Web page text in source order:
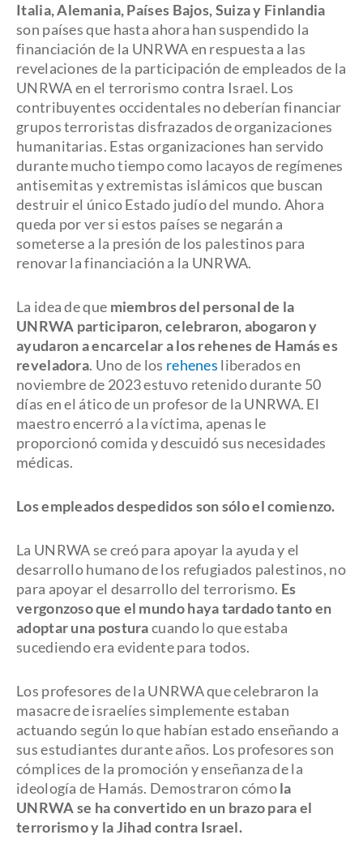
Italia, Alemania, Países Bajos, Suiza y Finlandia
son países que hasta ahora han suspendido la
financiación de la UNRWA en respuesta a las
revelaciones de la participación de empleados de la
UNRWA en el terrorismo contra Israel. Los
contribuyentes occidentales no deberían financiar
grupos terroristas disfrazados de organizaciones
humanitarias. Estas organizaciones han servido
durante mucho tiempo como lacayos de regímenes
antisemitas y extremistas islámicos que buscan
destruir el único Estado judío del mundo. Ahora
queda por ver si estos países se negarán a
someterse a la presión de los palestinos para
renovar la financiación a la UNRWA.
La idea de que miembros del personal de la
UNRWA participaron, celebraron, abogaron y
ayudaron a encarcelar a los rehenes de Hamás es
reveladora. Uno de los rehenes liberados en
noviembre de 2023 estuvo retenido durante 50
días en el ático de un profesor de la UNRWA. El
maestro encerró a la víctima, apenas le
proporcionó comida y descuidó sus necesidades
médicas.
Los empleados despedidos son sólo el comienzo.
La UNRWA se creó para apoyar la ayuda y el
desarrollo humano de los refugiados palestinos, no
para apoyar el desarrollo del terrorismo. Es
vergonzoso que el mundo haya tardado tanto en
adoptar una posturacuando lo que estaba
sucediendo era evidente para todos.
Los profesores de la UNRWA que celebraron la
masacre de israelíes simplemente estaban
actuando según lo que habían estado enseñando a
sus estudiantes durante años. Los profesores son
cómplices de la promoción y enseñanza de la
ideología de Hamás. Demostraron cómola
UNRWA se ha convertido en un brazo para el
terrorismo y la Jihad contra Israel.